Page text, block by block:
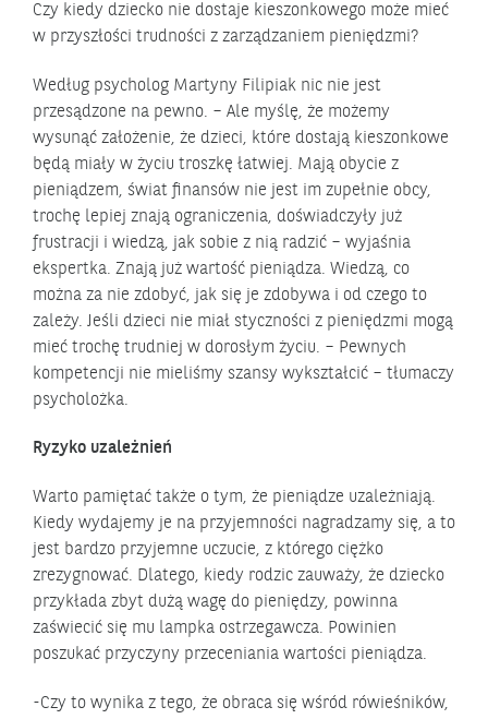
Czy kiedy dziecko nie dostaje kieszonkowego może mieć
w przyszłości trudności z zarządzaniem pieniędzmi?
Według psycholog Martyny Filipiak nic nie jest
przesądzone na pewno. – Ale myślę, że możemy
wysunąć założenie, że dzieci, które dostają kieszonkowe
będą miały w życiu troszkę łatwiej. Mają obycie z
pieniądzem, świat finansów nie jest im zupełnie obcy,
trochę lepiej znają ograniczenia, doświadczyły już
frustracji i wiedzą, jak sobie z nią radzić – wyjaśnia
ekspertka. Znają już wartość pieniądza. Wiedzą, co
można za nie zdobyć, jak się je zdobywa i od czego to
zależy. Jeśli dzieci nie miał styczności z pieniędzmi mogą
mieć trochę trudniej w dorosłym życiu. – Pewnych
kompetencji nie mieliśmy szansy wykształcić – tłumaczy
psycholożka.
Ryzyko uzależnień
Warto pamiętać także o tym, że pieniądze uzależniają.
Kiedy wydajemy je na przyjemności nagradzamy się, a to
jest bardzo przyjemne uczucie, z którego ciężko
zrezygnować. Dlatego, kiedy rodzic zauważy, że dziecko
przykłada zbyt dużą wagę do pieniędzy, powinna
zaświecić się mu lampka ostrzegawcza. Powinien
poszukać przyczyny przeceniania wartości pieniądza.
-Czy to wynika z tego, że obraca się wśród rówieśników,